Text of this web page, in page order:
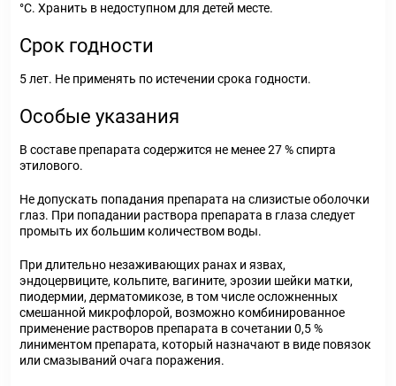
°C. Хранить в недоступном для детей месте.
Срок годности
5 лет. Не применять по истечении срока годности.
Особые указания
В составе препарата содержится не менее 27 % спирта
этилового.
Не допускать попадания препарата на слизистые оболочки
глаз. При попадании раствора препарата в глаза следует
промыть их большим количеством воды.
При длительно незаживающих ранах и язвах,
эндоцервиците, кольпите, вагините, эрозии шейки матки,
пиодермии, дерматомикозе, в том числе осложненных
смешанной микрофлорой, возможно комбинированное
применение растворов препарата в сочетании 0,5 %
линиментом препарата, который назначают в виде повязок
или смазываний очага поражения.